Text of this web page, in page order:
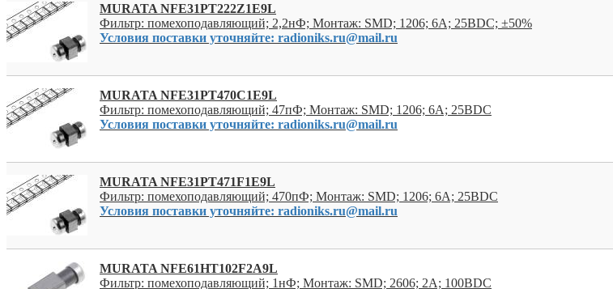
MURATA NFE31PT222Z1E9L
Фильтр: помехоподавляющий; 2,2нФ; Монтаж: SMD; 1206; 6А; 25ВDC; ±50%
Условия поставки уточняйте: radioniks.ru@mail.ru
MURATA NFE31PT470C1E9L
Фильтр: помехоподавляющий; 47пФ; Монтаж: SMD; 1206; 6А; 25ВDC
Условия поставки уточняйте: radioniks.ru@mail.ru
MURATA NFE31PT471F1E9L
Фильтр: помехоподавляющий; 470пФ; Монтаж: SMD; 1206; 6А; 25ВDC
Условия поставки уточняйте: radioniks.ru@mail.ru
MURATA NFE61HT102F2A9L
Фильтр: помехоподавляющий; 1нФ; Монтаж: SMD; 2606; 2А; 100ВDC